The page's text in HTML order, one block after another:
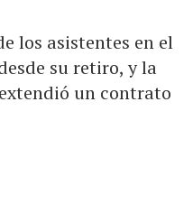
los asistentes en el
su retiro, y la
un contrato